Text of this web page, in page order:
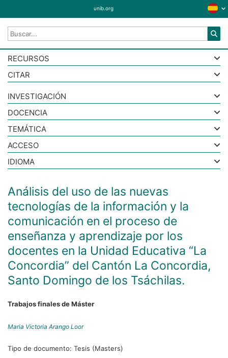
unib.org
RECURSOS
CITAR
Análisis del uso de las nuevas
tecnologías de la información y la
comunicación en el proceso de
enseñanza y aprendizaje por los
docentes en la Unidad Educativa “La
Concordia” del Cantón La Concordia,
Santo Domingo de los Tsáchilas.
Trabajos finales de Máster
Maria Victoria Arango Loor
Tipo de documento: Tesis (Masters)
INVESTIGACIÓN
DOCENCIA
TEMÁTICA
ACCESO
IDIOMA